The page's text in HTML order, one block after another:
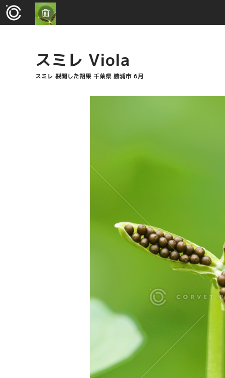
スミレ Viola
スミレ 裂開した朔果 千葉県 勝浦市 6月